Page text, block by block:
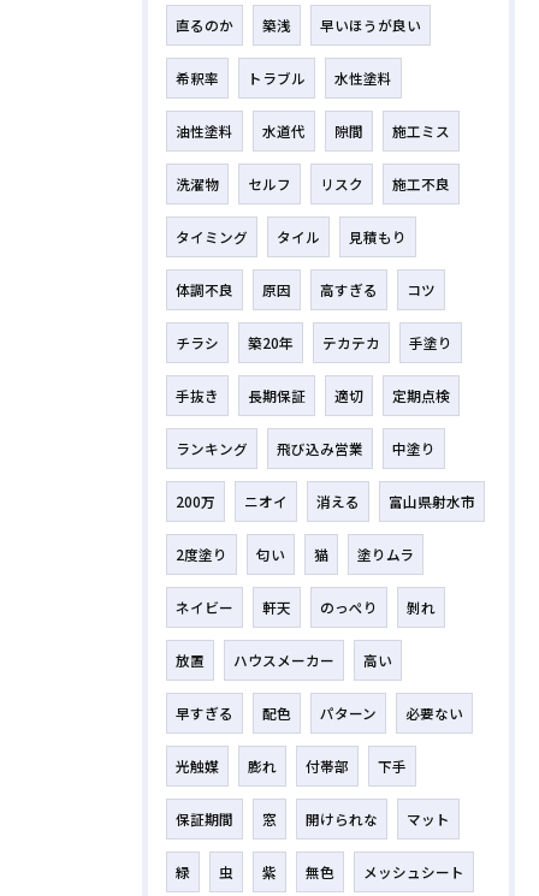
直るのか 築浅 早いほうが良い
希釈率 トラブル 水性塗料
油性塗料 水道代 隙間 施工ミス
洗濯物 セルフ リスク 施工不良
タイミング タイル 見積もり
体調不良 原因 高すぎる コツ
チラシ 築20年 テカテカ 手塗り
手抜き 長期保証 適切 定期点検
ランキング 飛び込み営業 中塗り
200万 ニオイ 消える 富山県射水市
2度塗り 匂い 猫 塗りムラ
ネイビー 軒天 のっぺり 剝れ
放置 ハウスメーカー 高い
早すぎる 配色 パターン 必要ない
光触媒 膨れ 付帯部 下手
保証期間 窓 開けられな マット
緑 虫 紫 無色 メッシュシート